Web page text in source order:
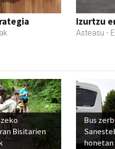
Izurtzu
Asteasu -
Bisitarien
Bus
honetan